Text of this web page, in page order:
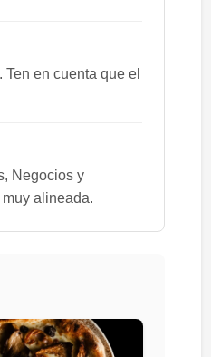
en cuenta que el
Negocios y
alineada.